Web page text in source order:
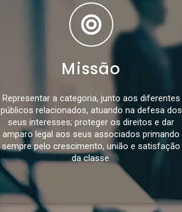
Missão
Representar a categoria, junto aos diferentes
públicos relacionados, atuando na defesa dos
seus interesses; proteger os direitos e dar
amparo legal aos seus associados primando
sempre pelo crescimento, união e satisfação
da classe.